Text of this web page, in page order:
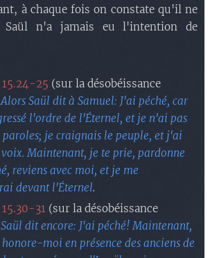
à chaque fois on constate qu'il ne
Saül n'a jamais eu l'intention de
15.24-25 (sur la désobéissance
Alors Saül dit à Samuel: J'ai péché, car
l'ordre de l'Éternel, et je n'ai pas
paroles; je craignais le peuple, et j'ai
voix. Maintenant, je te prie, pardonne
reviens avec moi, et je me
devant l'Éternel.
31 (sur la désobéissance
Saül dit encore: J'ai péché! Maintenant,
moi en présence des anciens de